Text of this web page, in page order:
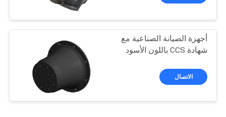
د مصدات مطاطية
31
أجهزة الصيانة الصناعية مع
شهادة CCS باللون الأسود
الاتصال